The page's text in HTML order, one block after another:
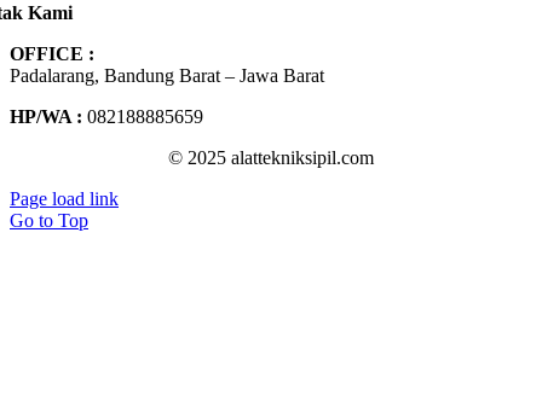
Kami
OFFICE :
Padalarang, Bandung Barat – Jawa Barat
HP/WA : 082188885659
© 2025 alattekniksipil.com
Page load link
Go to Top